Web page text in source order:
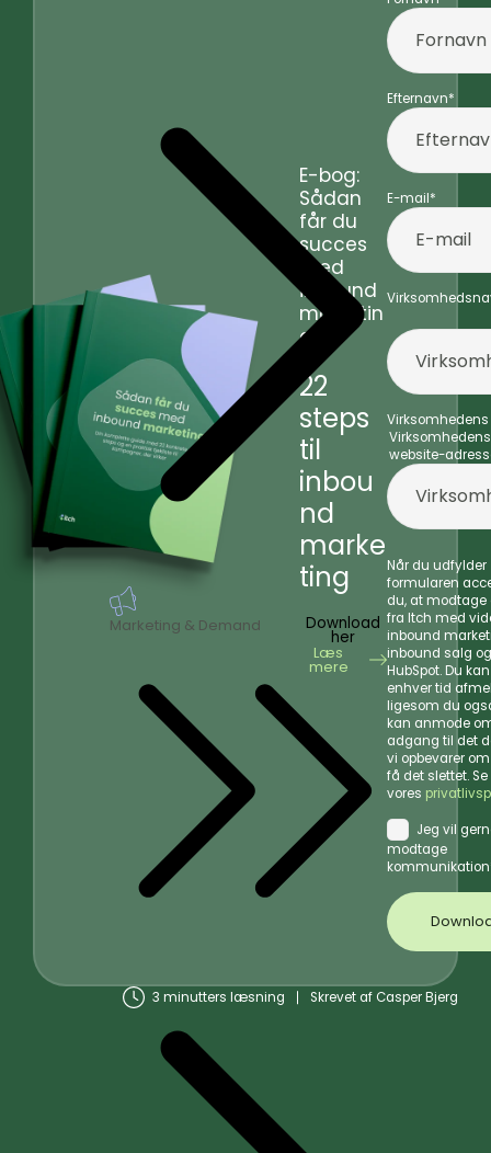
Marketing & Demand
E-bog:
Sådan
får du
succes
med
inbound
marketin
g
22
steps
til
inbou
nd
marke
ting
Download
her
Læs
mere
Efternavn*
E-mail*
Virksomhedens
Virksomhedens
website-
Når du udfylder
formularen
du, at
fra Itch med
inbound
inbound salg og
HubSpot. Du
enhver tid
ligesom du
kan anmode
adgang til det
vi opbevarer
få det slettet.
vores
Jeg vil
modtage
kommunikation
3 minutters læsning Skrevet afCasper Bjerg